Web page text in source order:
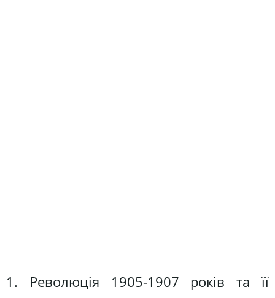
1. Революція 1905-1907 років та її